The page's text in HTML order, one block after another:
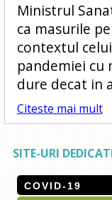
Ministrul
ca masurile
contextul
pandemiei cu
dure decat in
Citeste mai mult
SITE-URI
COVID-19